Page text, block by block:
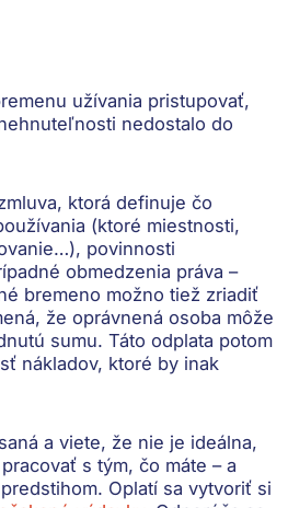
užívania pristupovať,
nedostalo do
, ktorá definuje čo
(ktoré miestnosti,
povinnosti
obmedzenia práva –
bremeno možno tiež zriadiť
že oprávnená osoba môže
sumu. Táto odplata potom
nákladov, ktoré by inak
a viete, že nie je ideálna,
s tým, čo máte – a
Oplatí sa vytvoriť si